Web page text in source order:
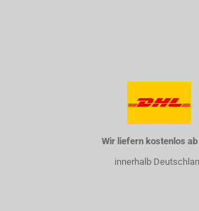
Wir liefern kostenlos ab
innerhalb